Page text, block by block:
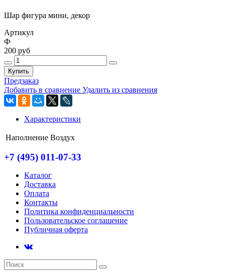
Шар фигура мини, декор
Артикул
Ф
200 руб
Купить
Предзаказ
Добавить в сравнение Удалить из сравнения
Характеристики
Наполнение Воздух
+7 (495) 011-07-33
Каталог
Доставка
Оплата
Контакты
Политика конфиденциальности
Пользовательское соглашение
Публичная оферта